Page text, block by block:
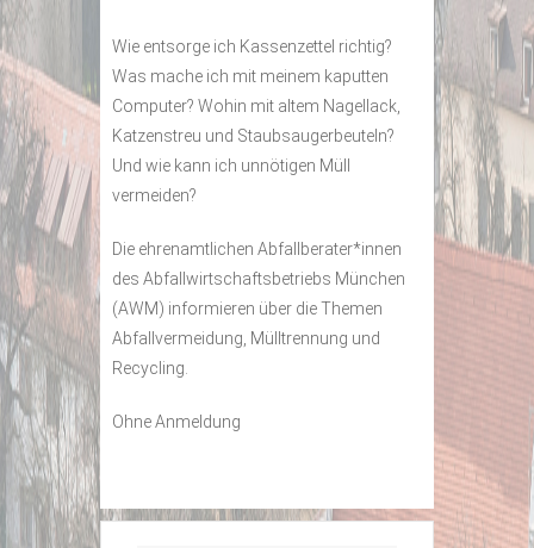
Wie entsorge ich Kassenzettel richtig?
Was mache ich mit meinem kaputten
Computer? Wohin mit altem Nagellack,
Katzenstreu und Staubsaugerbeuteln?
Und wie kann ich unnötigen Müll
vermeiden?
Die ehrenamtlichen Abfallberater*innen
des Abfallwirtschaftsbetriebs München
(AWM) informieren über die Themen
Abfallvermeidung, Mülltrennung und
Recycling.
Ohne Anmeldung